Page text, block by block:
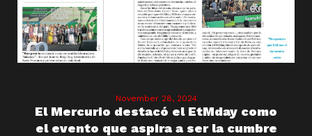
November 28, 2024
El Mercurio destacó el EtMday como
el evento que aspira a ser la cumbre